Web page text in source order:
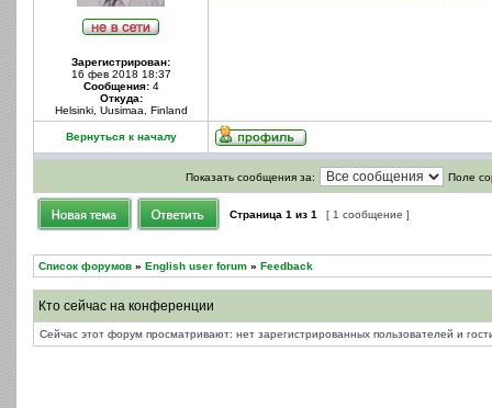
Зарегистрирован:
16 фев 2018 18:37
Сообщения:4
Откуда:
Helsinki, Uusimaa, Finland
Вернуться к началу
Показать сообщения за: Поле
Страница 1 из 1 [ 1 сообщение ]
Список форумов » English user forum » Feedback
Кто сейчас на конференции
Сейчас этот форум просматривают: нет зарегистрированных пользователей и